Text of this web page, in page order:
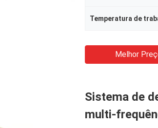
Temperatura de
Melhor
Sistema de
multi-